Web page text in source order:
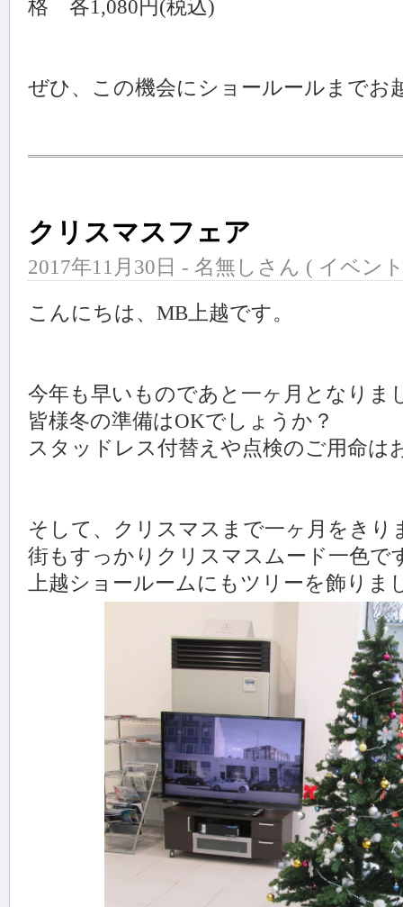
格 各1,080円(税込)
ぜひ、この機会にショールールまでお
クリスマスフェア
2017年11月30日 - 名無しさん ( イベン
こんにちは、MB上越です。
今年も早いものであと一ヶ月となりま
皆様冬の準備はOKでしょうか？
スタッドレス付替えや点検のご用命は
そして、クリスマスまで一ヶ月をきり
街もすっかりクリスマスムード一色で
上越ショールームにもツリーを飾りま